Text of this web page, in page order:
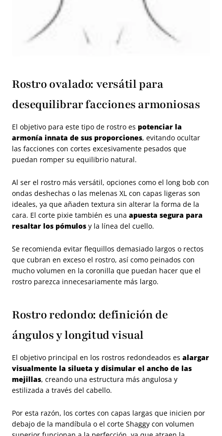
Rostro ovalado: versátil para
desequilibrar facciones armoniosas
El objetivo para este tipo de rostro es potenciar la
armonía innata de sus proporciones, evitando ocultar
las facciones con cortes excesivamente pesados que
puedan romper su equilibrio natural.
Al ser el rostro más versátil, opciones como el long bob con
ondas deshechas o las melenas XL con capas ligeras son
ideales, ya que añaden textura sin alterar la forma de la
cara. El corte pixie también es una apuesta segura para
resaltar los pómulos y la línea del cuello.
Se recomienda evitar flequillos demasiado largos o rectos
que cubran en exceso el rostro, así como peinados con
mucho volumen en la coronilla que puedan hacer que el
rostro parezca innecesariamente más largo.
Rostro redondo: definición de
ángulos y longitud visual
El objetivo principal en los rostros redondeados es alargar
visualmente la silueta y disimular el ancho de las
mejillas, creando una estructura más angulosa y
estilizada a través del cabello.
Por esta razón, los cortes con capas largas que inicien por
debajo de la mandíbula o el corte Shaggy con volumen